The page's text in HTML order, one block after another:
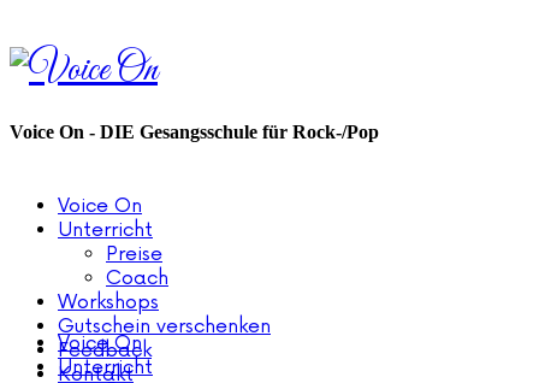
Voice
On
Voice On - DIE Gesangsschule für Rock-/Pop
Voice On
Unterricht
Preise
Coach
Workshops
Gutschein verschenken
Feedback
Kontakt
Voice On
Unterricht